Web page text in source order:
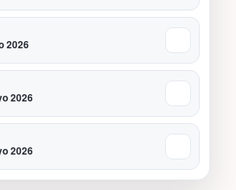
2026
2026
2026